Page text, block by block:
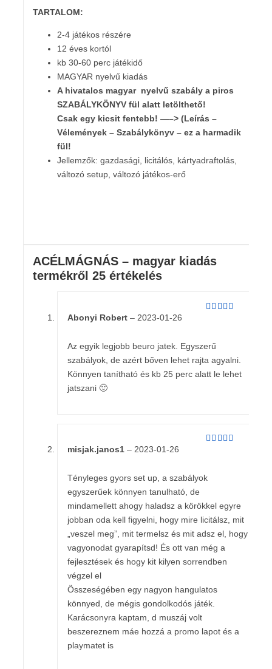
TARTALOM:
2-4 játékos részére
12 éves kortól
kb 30-60 perc játékidő
MAGYAR nyelvű kiadás
A hivatalos magyar nyelvű szabálya piros
SZABÁLYKÖNYV fül alatt letölthető!
Csak egy kicsit fentebb! —–> (Leírás –
Vélemények – Szabálykönyv – ez a harmadik
fül!
Jellemzők: gazdasági, licitálós, kártyadraftolás,
változó setup, változó játékos-erő
ACÉLMÁGNÁS – magyar kiadás
termékről 25 értékelés
Abonyi Robert– 2023-01-26
Az egyik legjobb beuro jatek. Egyszerű
szabályok, de azért bőven lehet rajta agyalni.
Könnyen tanítható és kb 25 perc alatt le lehet
jatszani 🙂
misjak.janos1– 2023-01-26
Tényleges gyors set up, a szabályok
egyszerűek könnyen tanulható, de
mindamellett ahogy haladsz a körökkel egyre
jobban oda kell figyelni, hogy mire licitálsz, mit
„veszel meg”, mit termelsz és mit adsz el, hogy
vagyonodat gyarapítsd! És ott van még a
fejlesztések és hogy kit kilyen sorrendben
végzel el
Összeségében egy nagyon hangulatos
könnyed, de mégis gondolkodós játék.
Karácsonyra kaptam, d muszáj volt
beszereznem máe hozzá a promo lapot és a
playmatet is